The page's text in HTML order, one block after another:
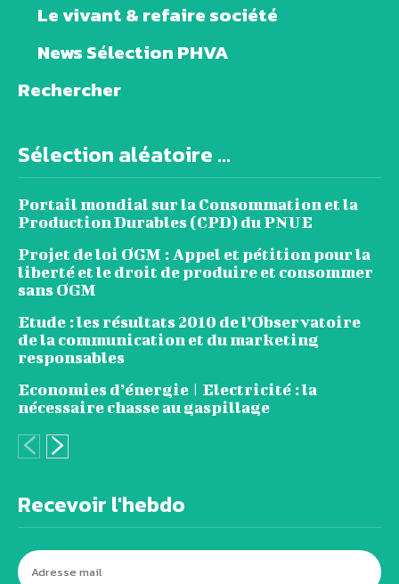
Le vivant & refaire société
News Sélection PHVA
Rechercher
Sélection aléatoire ...
Portail mondial sur la Consommation et la
Production Durables (CPD) du PNUE
Projet de loi OGM : Appel et pétition pour la
liberté et le droit de produire et consommer
sans OGM
Etude : les résultats 2010 de l’Observatoire
de la communication et du marketing
responsables
Economies d’énergie | Electricité : la
nécessaire chasse au gaspillage
Recevoir l'hebdo